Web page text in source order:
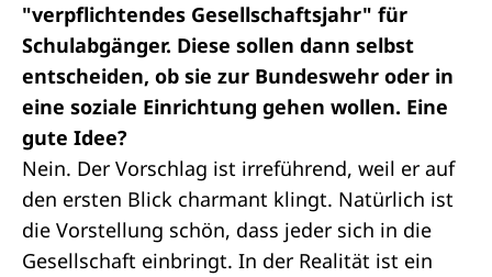
"verpflichtendes Gesellschaftsjahr" für
Schulabgänger. Diese sollen dann selbst
entscheiden, ob sie zur Bundeswehr oder in
eine soziale Einrichtung gehen wollen. Eine
gute Idee?
Nein. Der Vorschlag ist irreführend, weil er auf
den ersten Blick charmant klingt. Natürlich ist
die Vorstellung schön, dass jeder sich in die
Gesellschaft einbringt. In der Realität ist ein